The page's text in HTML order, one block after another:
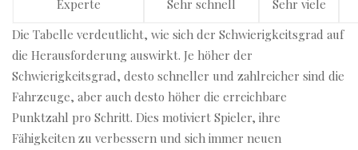
Experte Sehr schnell
Sehr viele
Die Tabelle verdeutlicht, wie sich der Schwierigkeitsgrad auf
die Herausforderung auswirkt. Je höher der
Schwierigkeitsgrad, desto schneller und zahlreicher sind die
Fahrzeuge, aber auch desto höher die erreichbare
Punktzahl pro Schritt. Dies motiviert Spieler, ihre
Fähigkeiten zu verbessern und sich immer neuen